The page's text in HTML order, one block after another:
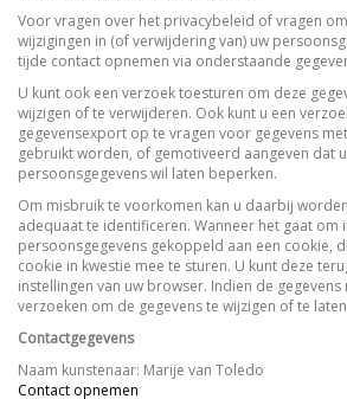
Voor vragen over het privacybeleid of vragen
wijzigingen in (of verwijdering van) uw
tijde contact opnemen via onderstaande
U kunt ook een verzoek toesturen om deze
wijzigen of te verwijderen. Ook kunt u een
gegevensexport op te vragen voor gegevens
gebruikt worden, of gemotiveerd aangeven dat
persoonsgegevens wil laten beperken.
Om misbruik te voorkomen kan u daarbij
adequaat te identificeren. Wanneer het gaat om
persoonsgegevens gekoppeld aan een cookie,
cookie in kwestie mee te sturen. U kunt deze
instellingen van uw browser. Indien de
verzoeken om de gegevens te wijzigen of te
Contactgegevens
Naam kunstenaar: Marije van Toledo
Contact opnemen